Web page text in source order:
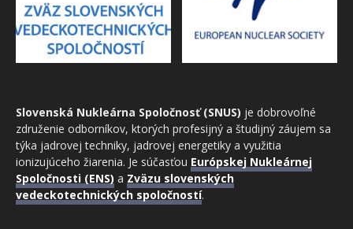
Slovenská Nukleárna Spoločnosť (SNUS) je dobrovoľné
združenie odborníkov, ktorých profesijný a študijný záujem sa
týka jadrovej techniky, jadrovej energetiky a využitia
ionizujúceho žiarenia. Je súčasťou Európskej Nukleárnej
Spoločnosti (ENS) a Zväzu slovenských
vedeckotechnických spoločností.